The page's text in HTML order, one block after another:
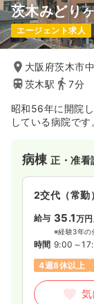
気
茨木みどり
エージェント求人
大阪府茨木市
茨木駅
7分
昭和56年に開院
している病院です
病棟正・准看
2交代（常勤）
給与 35.1万円
※経験3年の
時間 9:00～
4週8休以上
気